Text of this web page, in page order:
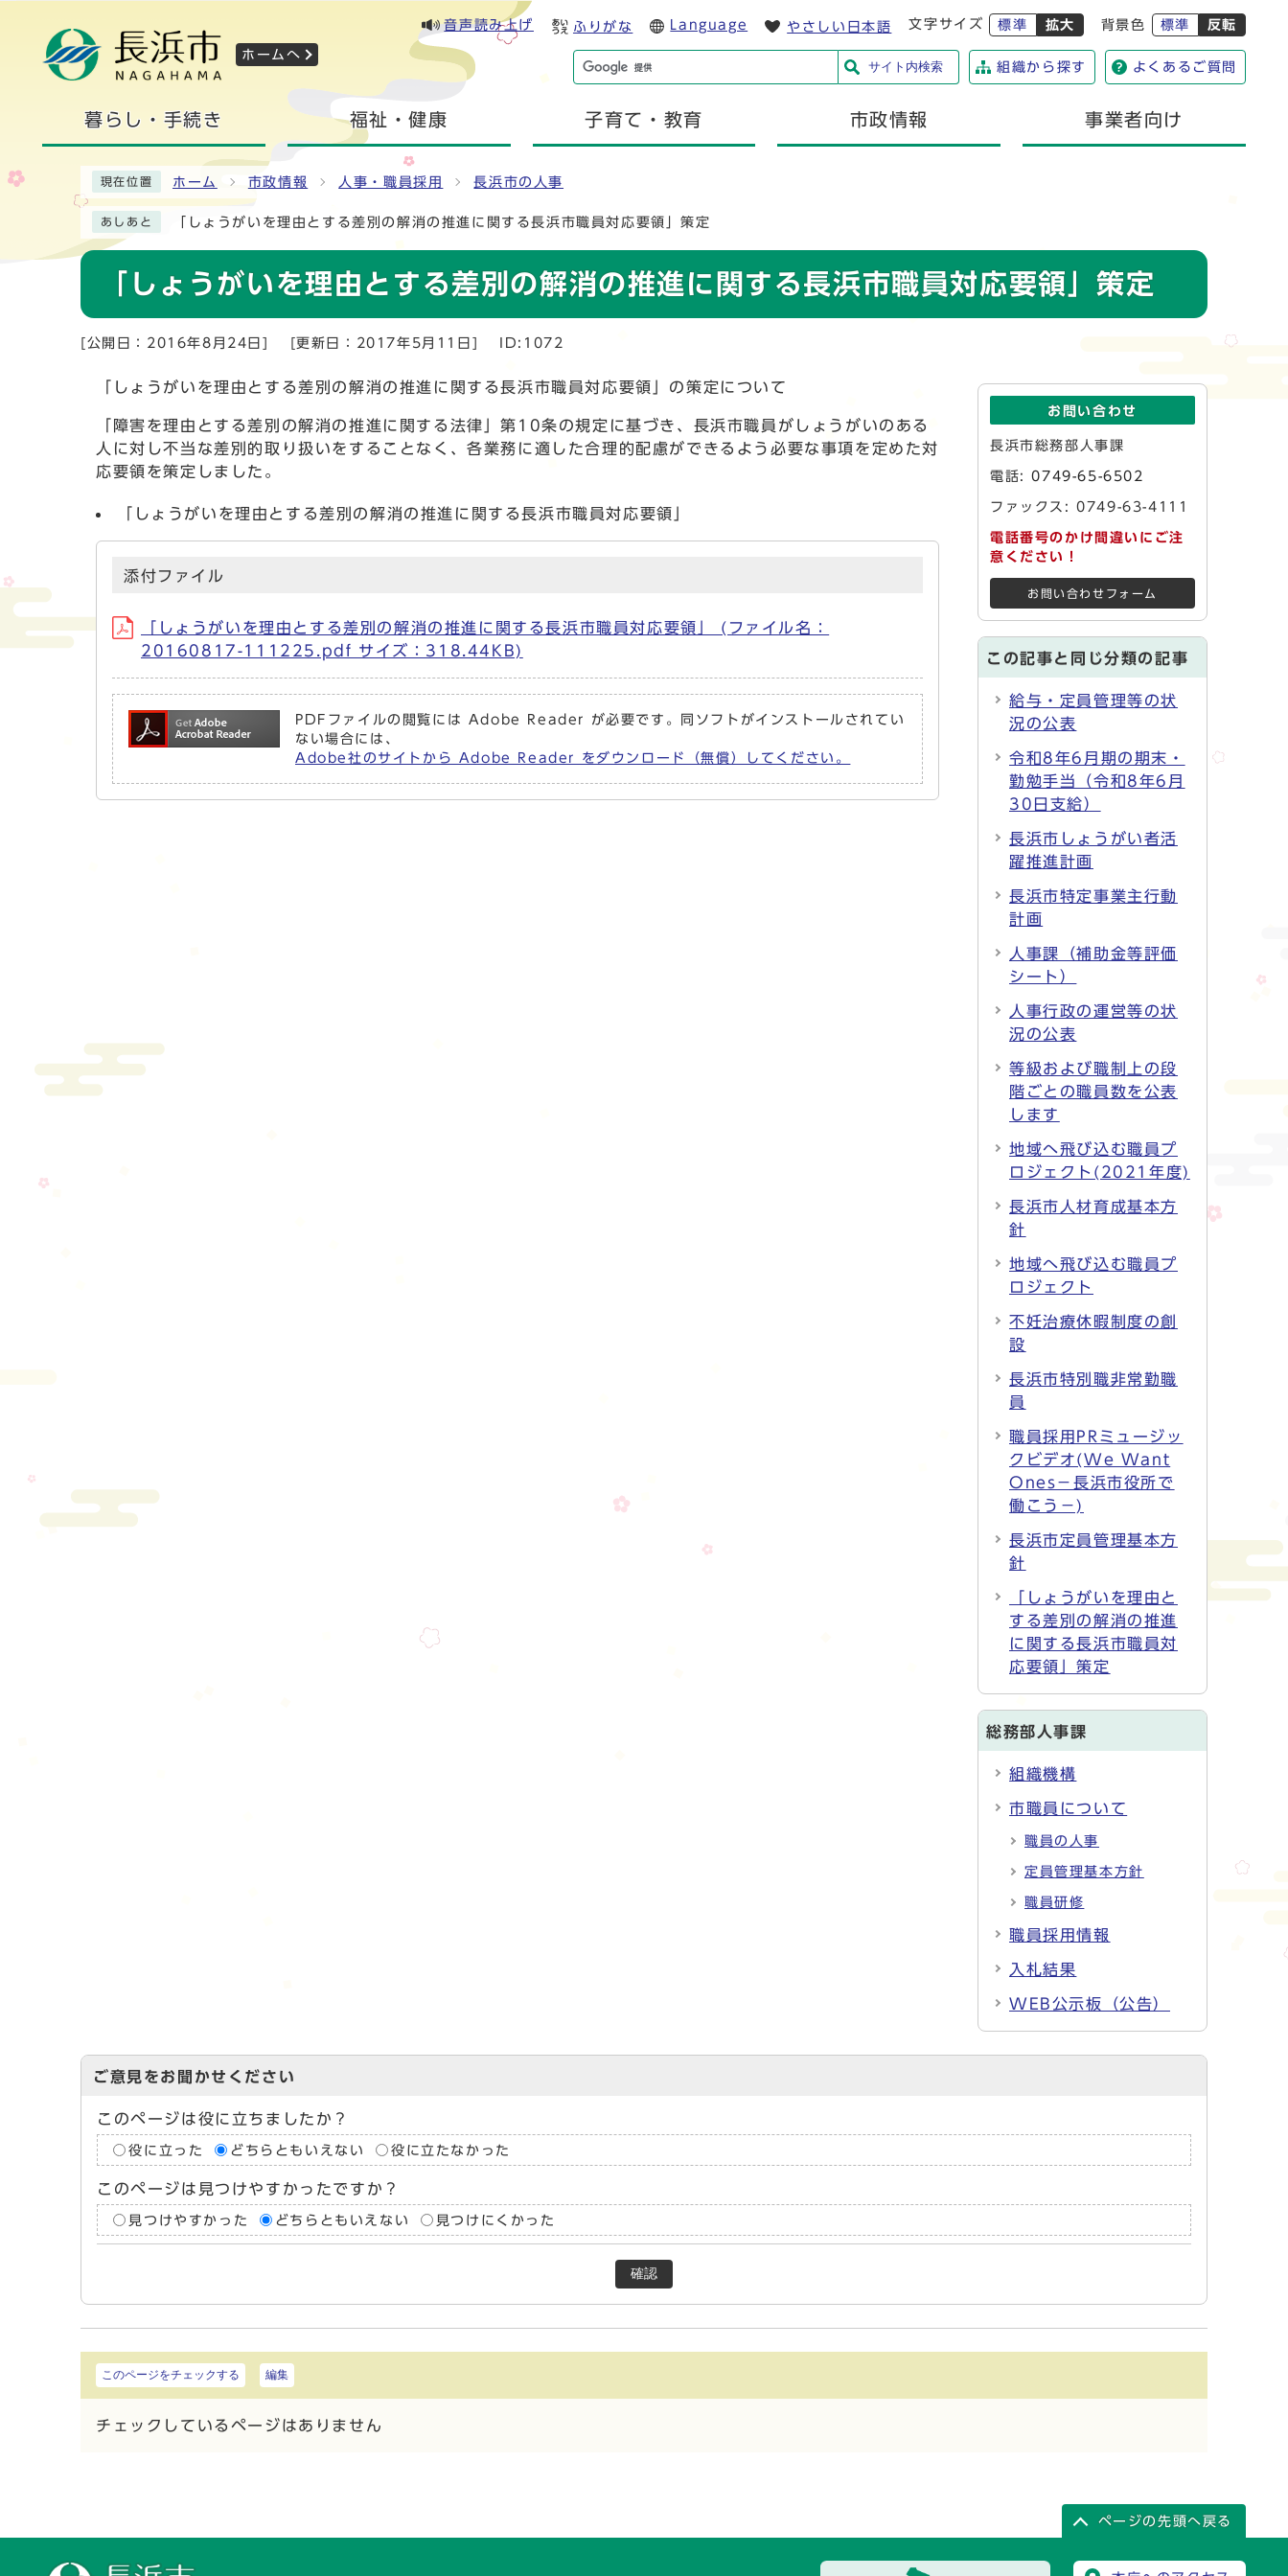
ホームへ
音声読み上げ ふりがな Language やさしい日本語 文字サイズ 標準 拡大 背景色 標準 反転
サイト内検索 組織から探す よくあるご質問
暮らし・手続き 福祉・健康 子育て・教育 市政情報 事業者向け
現在位置 ホーム 市政情報 人事・職員採用 長浜市の人事
あしあと 「しょうがいを理由とする差別の解消の推進に関する長浜市職員対応要領」策定
「しょうがいを理由とする差別の解消の推進に関する長浜市職員対応要領」策定
[公開日：2016年8月24日] [更新日：2017年5月11日] ID:1072
「しょうがいを理由とする差別の解消の推進に関する長浜市職員対応要領」の策定について
「障害を理由とする差別の解消の推進に関する法律」第10条の規定に基づき、長浜市職員がしょうがいのある
人に対し不当な差別的取り扱いをすることなく、各業務に適した合理的配慮ができるよう必要な事項を定めた対
応要領を策定しました。
「しょうがいを理由とする差別の解消の推進に関する長浜市職員対応要領」
添付ファイル
「しょうがいを理由とする差別の解消の推進に関する長浜市職員対応要領」 (ファイル名：
20160817-111225.pdf サイズ：318.44KB)
PDFファイルの閲覧には Adobe Reader が必要です。同ソフトがインストールされてい
ない場合には、
Adobe社のサイトから Adobe Reader をダウンロード（無償）してください。
お問い合わせ
長浜市総務部人事課
電話:0749-65-6502
ファックス: 0749-63-4111
電話番号のかけ間違いにご注
意ください！
お問い合わせフォーム
この記事と同じ分類の記事
給与・定員管理等の状
況の公表
令和8年6月期の期末・
勤勉手当（令和8年6月
30日支給）
長浜市しょうがい者活
躍推進計画
長浜市特定事業主行動
計画
人事課（補助金等評価
シート）
人事行政の運営等の状
況の公表
等級および職制上の段
階ごとの職員数を公表
します
地域へ飛び込む職員プ
ロジェクト(2021年度)
長浜市人材育成基本方
針
地域へ飛び込む職員プ
ロジェクト
不妊治療休暇制度の創
設
長浜市特別職非常勤職
員
職員採用PRミュージッ
クビデオ(We Want
Ones－長浜市役所で
働こう－)
長浜市定員管理基本方
針
「しょうがいを理由と
する差別の解消の推進
に関する長浜市職員対
応要領」策定
総務部人事課
組織機構
市職員について
職員の人事
定員管理基本方針
職員研修
職員採用情報
入札結果
WEB公示板（公告）
ご意見をお聞かせください
このページは役に立ちましたか？
役に立った どちらともいえない 役に立たなかった
このページは見つけやすかったですか？
見つけやすかった どちらともいえない 見つけにくかった
確認
このページをチェックする 編集
チェックしているページはありません
ページの先頭へ戻る